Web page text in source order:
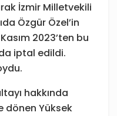
İzmir Milletvekili
Özgür Özel’in
2023’ten bu
iptal edildi.
hakkında
dönen Yüksek